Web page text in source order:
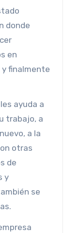
donde
en
y finalmente
ayuda a
trabajo, a
a la
otras
de
y
se